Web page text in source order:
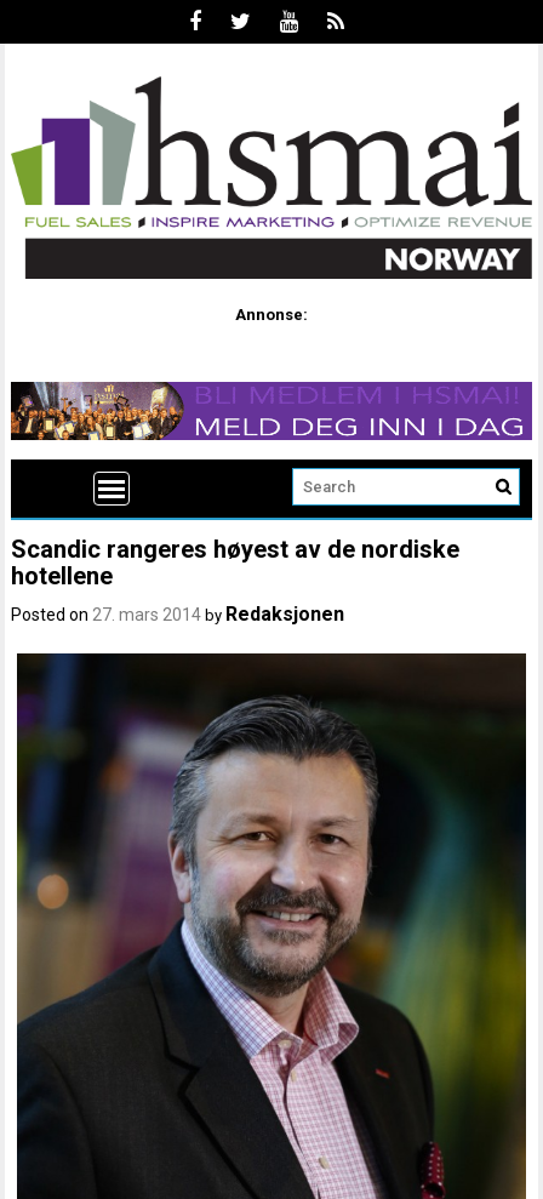
Annonse:
Scandic rangeres høyest av de nordiske
hotellene
Posted on27. mars 2014 by Redaksjonen